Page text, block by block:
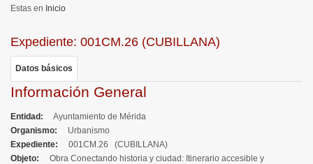
Inicio
Expediente: 001CM.26 (CUBILLANA)
Datos básicos
Información General
Entidad
Ayuntamiento de Mérida
Organismo
Urbanismo
Expediente
001CM.26 (CUBILLANA)
Objeto
Obra Conectando historia y ciudad: Itinerario accesible y